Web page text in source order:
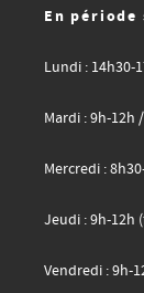
En
Lundi : 14h30-
Mardi : 9h-12h
Mercredi :
Jeudi : 9h-12h
Vendredi : 9h-